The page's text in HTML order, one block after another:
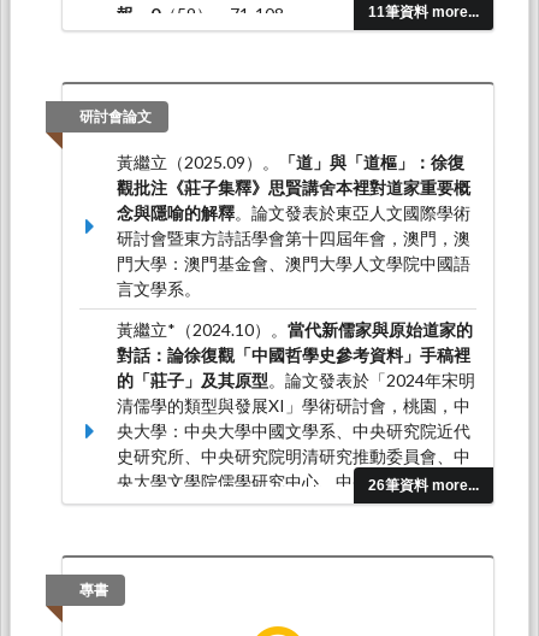
11筆資料 more...
報，0（59），71-108。
流」與「溥博淵泉」：二程思想之水喻論究。東
吳中文學報，32
研討會論文
26筆資料 more...
黃繼立（2025.09）。
「道」與「道樞」：徐復
觀批注《莊子集釋》思賢講舍本裡對道家重要概
念與隱喻的解釋。論文發表於東亞人文國際學術
研討會暨東方詩話學會第十四屆年會，澳門，澳
門大學：澳門基金會、澳門大學人文學院中國語
言文學系。
黃繼立*（2024.10）。 當代新儒家與原始道家的
對話：論徐復觀「中國哲學史參考資料」手稿裡
的「莊子」及其原型。論文發表於「2024年宋明
清儒學的類型與發展XI」學術研討會，桃園，中
央大學：中央大學中國文學系、中央研究院近代
史研究所、中央研究院明清研究推動委員會、中
央大學文學院儒學研究中心、中央大學哲學研究
所、國家科學及技術委員會人文社會科學研究中
黃繼立（2022.12）。
徐復觀《四書》批注本的《孟子》解釋思路
文發表於2022經學與文化全國學術研討會，台
專書